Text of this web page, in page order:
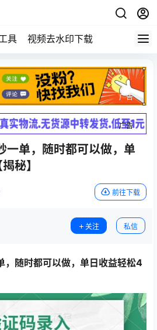
具 视频去水印下载
广告
广告
一单，随时都可以做，单
秘】
前往下载
关注 私信
，随时都可以做，单日收益轻松4